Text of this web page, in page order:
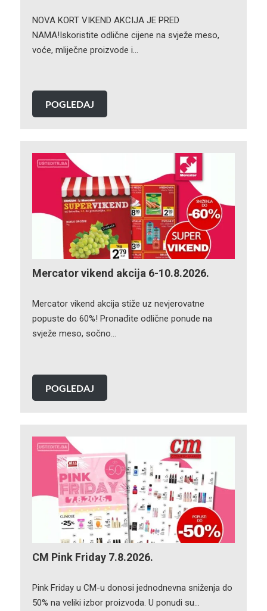
NOVA KORT VIKEND AKCIJA JE PRED
NAMA!Iskoristite odlične cijene na svježe meso,
voće, mliječne proizvode i…
POGLEDAJ
Mercator vikend akcija 6-10.8.2026.
Mercator vikend akcija stiže uz nevjerovatne
popuste do 60%! Pronađite odlične ponude na
svježe meso, sočno…
POGLEDAJ
CM Pink Friday 7.8.2026.
Pink Friday u CM-u donosi jednodnevna sniženja do
50% na veliki izbor proizvoda. U ponudi su…